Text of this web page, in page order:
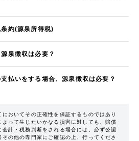
約(源泉所得税)
泉徴収は必要？
払いをする場合、源泉徴収は必要？
おいてその正確性を保証するものではあり
よって生じたいかなる損害に対しても、賠償
計・税務判断をされる場合には、必ず公認
の他の専門家にご確認の上、行ってくださ